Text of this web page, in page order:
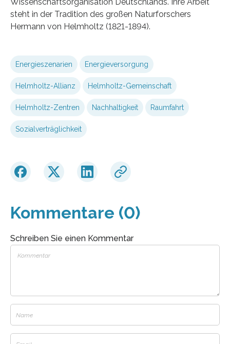
steht in der Tradition des großen Naturforschers
Hermann von Helmholtz (1821-1894).
Energieszenarien Energieversorgung
Helmholtz-Allianz Helmholtz-Gemeinschaft
Helmholtz-Zentren Nachhaltigkeit Raumfahrt
Sozialverträglichkeit
Kommentare (0)
Schreiben Sie einen Kommentar